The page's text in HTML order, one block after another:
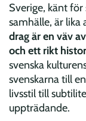
Sverige, känt för
samhälle, är
drag är en väv
och ett rikt
svenska
svenskarna till
livsstil till
uppträdande.